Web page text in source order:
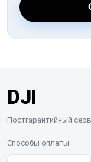
DJI
Постгарантийный
Способы оплаты